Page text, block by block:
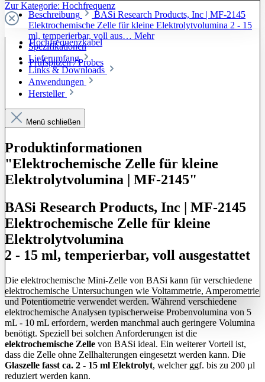
Zur Kategorie: Hochfrequenz
Hochfrequenzkabel
Prüfspitzen / Probes
Beschreibung
BASi Research Products, Inc | MF-2145
Elektrochemische Zelle für kleine Elektrolytvolumina 2 - 15
ml, temperierbar, voll aus… Mehr
Spezifikationen
Lieferumfang
Links & Downloads
Anwendungen
Hersteller
Menü schließen
Produktinformationen
"Elektrochemische Zelle für kleine
Elektrolytvolumina | MF-2145"
BASi Research Products, Inc | MF-2145
Elektrochemische Zelle für kleine
Elektrolytvolumina
2 - 15 ml, temperierbar, voll ausgestattet
Die elektrochemische Mini-Zelle von BASi kann für verschiedene
elektrochemische Untersuchungen wie Voltammetrie, Amperometrie
und Potentiometrie verwendet werden. Während verschiedene
elektrochemische Analysen typischerweise Probenvolumina von 5
mL - 10 mL erfordern, werden manchmal auch geringere Volumina
benötigt. Speziell bei solchen Anforderungen ist die
elektrochemische Zelle von BASi ideal. Ein weiterer Vorteil ist,
dass die Zelle ohne Zellhalterungen eingesetzt werden kann. Die
Glaszelle fasst ca. 2 - 15 ml Elektrolyt, welcher ggf. bis zu 200 µl
reduziert werden kann.